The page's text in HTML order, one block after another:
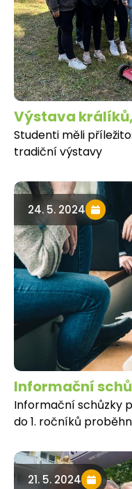
Výstava
Studenti měli
tradiční výstavy
24. 5. 2024
Informační
Informační schůzky
do 1. ročníků
21. 5. 2024